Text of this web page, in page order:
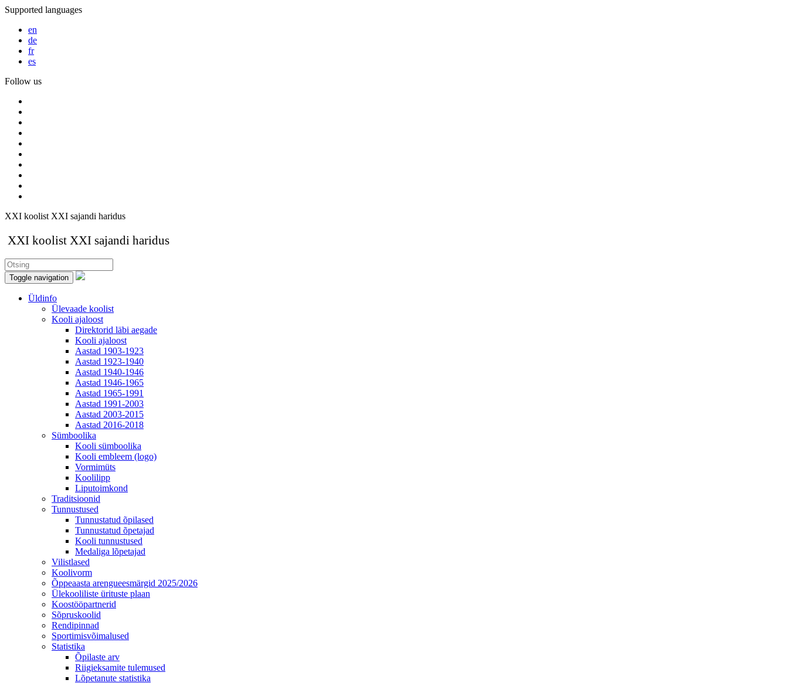
Supported languages
en
de
fr
es
Follow us
XXI koolist XXI sajandi haridus
XXI koolist XXI sajandi haridus
Toggle navigation
Üldinfo
Ülevaade koolist
Kooli ajaloost
Direktorid läbi aegade
Kooli ajaloost
Aastad 1903-1923
Aastad 1923-1940
Aastad 1940-1946
Aastad 1946-1965
Aastad 1965-1991
Aastad 1991-2003
Aastad 2003-2015
Aastad 2016-2018
Sümboolika
Kooli sümboolika
Kooli embleem (logo)
Vormimüts
Koolilipp
Liputoimkond
Traditsioonid
Tunnustused
Tunnustatud õpilased
Tunnustatud õpetajad
Kooli tunnustused
Medaliga lõpetajad
Vilistlased
Koolivorm
Õppeaasta arengueesmärgid 2025/2026
Ülekooliliste ürituste plaan
Koostööpartnerid
Sõpruskoolid
Rendipinnad
Sportimisvõimalused
Statistika
Õpilaste arv
Riigieksamite tulemused
Lõpetanute statistika